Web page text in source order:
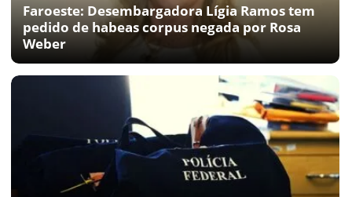
Faroeste: Desembargadora Lígia Ramos tem
pedido de habeas corpus negada por Rosa
Weber